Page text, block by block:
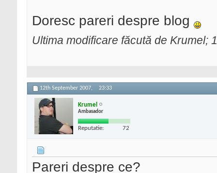
Doresc pareri despre blog
Ultima modificare făcută de Krumel;
12th September 2007, 23:33
Krumel
Ambasador
Reputatie: 72
Pareri despre ce?